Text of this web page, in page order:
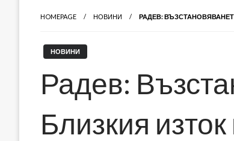
HOMEPAGE НОВИНИ РАДЕВ:
НОВИНИ
Радев:
Близкия